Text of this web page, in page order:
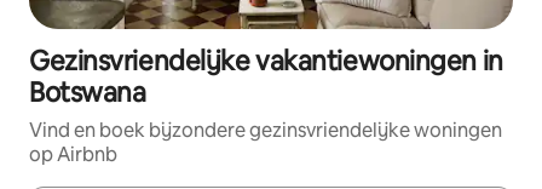
Gezinsvriendelijke vakantiewoningen in
Botswana
Vind en boek bijzondere gezinsvriendelijke woningen
op Airbnb